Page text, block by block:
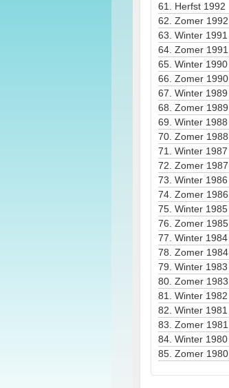
61. Herfst 1992
62. Zomer 1992
63. Winter 1991
64. Zomer 1991
65. Winter 1990
66. Zomer 1990
67. Winter 1989
68. Zomer 1989
69. Winter 1988
70. Zomer 1988
71. Winter 1987
72. Zomer 1987
73. Winter 1986
74. Zomer 1986
75. Winter 1985
76. Zomer 1985
77. Winter 1984
78. Zomer 1984
79. Winter 1983
80. Zomer 1983
81. Winter 1982
82. Winter 1981
83. Zomer 1981
84. Winter 1980
85. Zomer 1980